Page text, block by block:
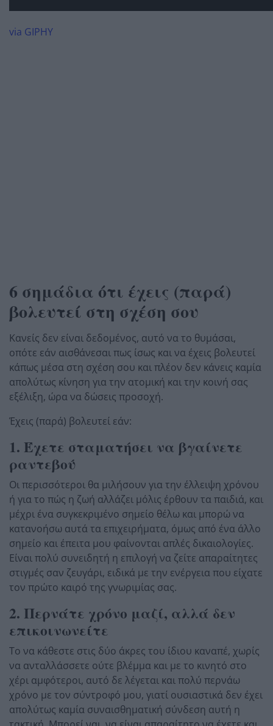
via GIPHY
6 σημάδια ότι έχεις (παρά)
βολευτεί στη σχέση σου
Κανείς δεν είναι δεδομένος, αυτό να το θυμάσαι,
οπότε εάν αισθάνεσαι πως ίσως και να έχεις βολευτεί
κάπως μέσα στη σχέση σου και πλέον δεν κάνεις καμία
απολύτως κίνηση για την ατομική και την κοινή σας
εξέλιξη, ώρα να δώσεις προσοχή.
Έχεις (παρά) βολευτεί εάν:
1. Έχετε σταματήσει να βγαίνετε
ραντεβού
Οι περισσότεροι θα μιλήσουν για την έλλειψη χρόνου
ή για το πώς η ζωή αλλάζει μόλις έρθουν τα παιδιά, και
μέχρι ένα συγκεκριμένο σημείο θέλω και μπορώ να
κατανοήσω αυτά τα επιχειρήματα, όμως από ένα άλλο
σημείο και έπειτα μου φαίνονται απλές δικαιολογίες.
Είναι πολύ συνειδητή η επιλογή να ζείτε απαραίτητες
στιγμές σαν ζευγάρι, ειδικά με την ενέργεια που είχατε
τον πρώτο καιρό της γνωριμίας σας.
2. Περνάτε χρόνο μαζί, αλλά δεν
επικοινωνείτε
Το να κάθεστε στις δύο άκρες του ίδιου καναπέ, χωρίς
να ανταλλάσσετε ούτε βλέμμα και με το κινητό στο
χέρι αμφότεροι, αυτό δε λέγεται και πολύ περνάω
χρόνο με τον σύντροφό μου, γιατί ουσιαστικά δεν έχει
απολύτως καμία συναισθηματική σύνδεση αυτή η